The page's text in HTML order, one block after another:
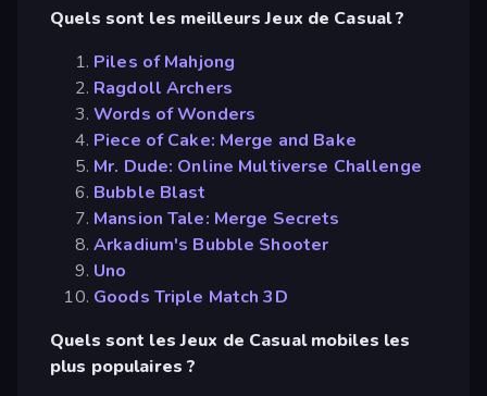
Quels sont les meilleurs Jeux de Casual ?
Piles of Mahjong
Ragdoll Archers
Words of Wonders
Piece of Cake: Merge and Bake
Mr. Dude: Online Multiverse Challenge
Bubble Blast
Mansion Tale: Merge Secrets
Arkadium's Bubble Shooter
Uno
Goods Triple Match 3D
Quels sont les Jeux de Casual mobiles les
plus populaires ?